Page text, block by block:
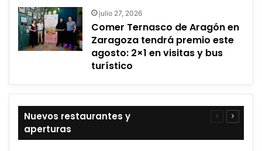
julio 27, 2026
Comer Ternasco de Aragón en
Zaragoza tendrá premio este
agosto: 2×1 en visitas y bus
turístico
Nuevos restaurantes y
aperturas
Página